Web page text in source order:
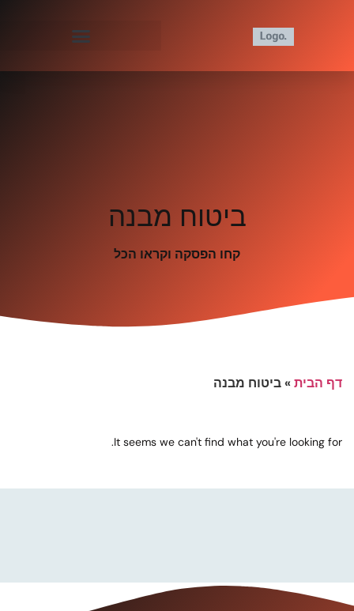
ביטוח מבנה
קחו הפסקה וקראו הכל
דף הבית»ביטוח מבנה
It seems we can't find what you're looking for.